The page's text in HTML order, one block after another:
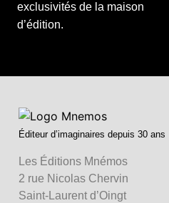
exclusivités de la maison
d’édition.
Éditeur d’imaginaires depuis 30 ans
Les Éditions Mnémos
2 rue Nicolas Chervin
Saint-Laurent d’Oingt